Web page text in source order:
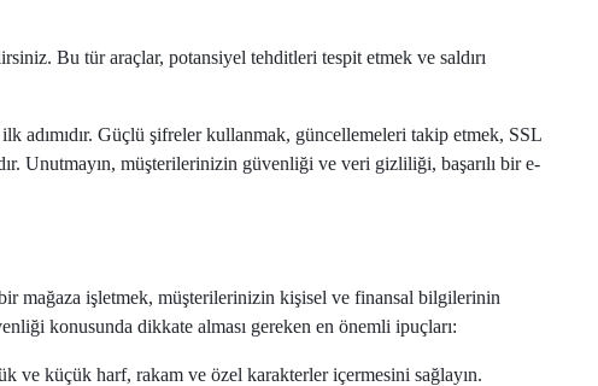
Bu tür araçlar, potansiyel tehditleri tespit etmek ve saldırı
adımıdır. Güçlü şifreler kullanmak, güncellemeleri takip etmek, SSL
Unutmayın, müşterilerinizin güvenliği ve veri gizliliği, başarılı bir e-
mağaza işletmek, müşterilerinizin kişisel ve finansal bilgilerinin
konusunda dikkate alması gereken en önemli ipuçları:
ve küçük harf, rakam ve özel karakterler içermesini sağlayın.